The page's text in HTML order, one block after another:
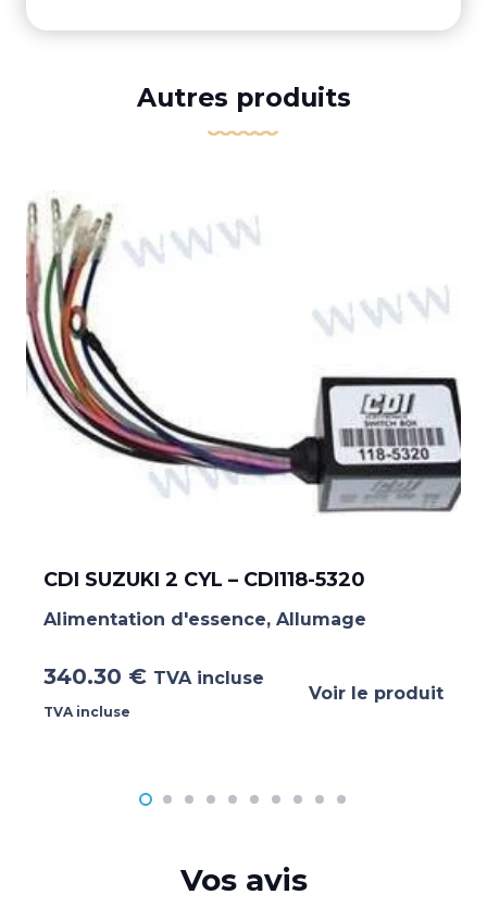
Autres produits
CDI SUZUKI 2 CYL – CDI118-5320
Alimentation d'essence, Allumage
340.30 € TVA incluse
TVA incluse
Voir le produit
Vos avis